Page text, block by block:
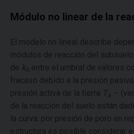
Módulo no linear de la
El modelo no lineal describe
módulos de reacción del subsuelo
de kh entre el umbral de valores
fracaso debido a la presión
presión activa de la tierra T a
de la reacción del suelo están
la curva; por presión de poro en
estructura es posible considerar